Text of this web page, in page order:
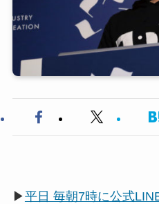
▶平日 毎朝7時に公式